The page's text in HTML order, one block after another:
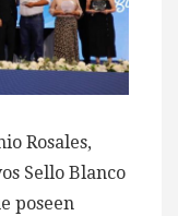
Rosales,
Sello Blanco
poseen